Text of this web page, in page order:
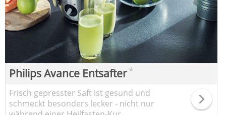
Philips Avance Entsafter*
Frisch gepresster Saft ist gesund und
schmeckt besonders lecker - nicht nur